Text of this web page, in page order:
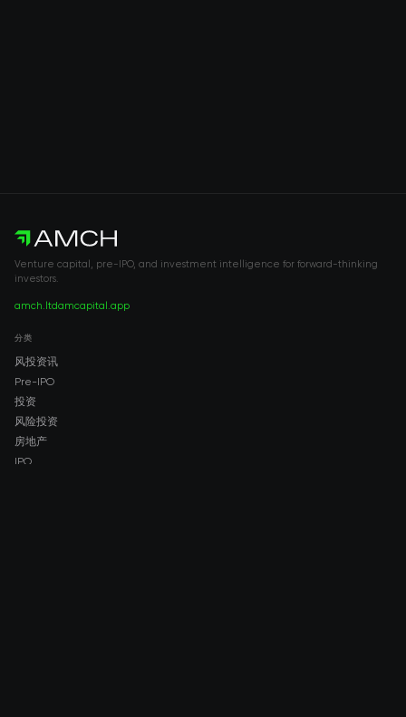
Venture capital, pre-IPO, and investment intelligence for forward-thinking
investors.
amch.ltdamcapital.app
分类
风投资讯
Pre-IPO
投资
风险投资
房地产
IPO